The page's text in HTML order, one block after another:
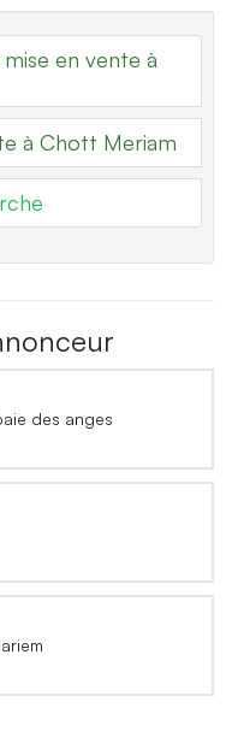
en vente à
à Chott Meriam
des anges